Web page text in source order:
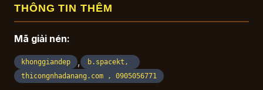
Thương Mại – Dịch Vụ
Trường Học
Văn Phòng Làm Việc
Liên hệ
THÔNG TIN THÊM
Mã giải nén:
khonggiandep ,
b.spacekt,
thicongnhadanang.com , 0905056771